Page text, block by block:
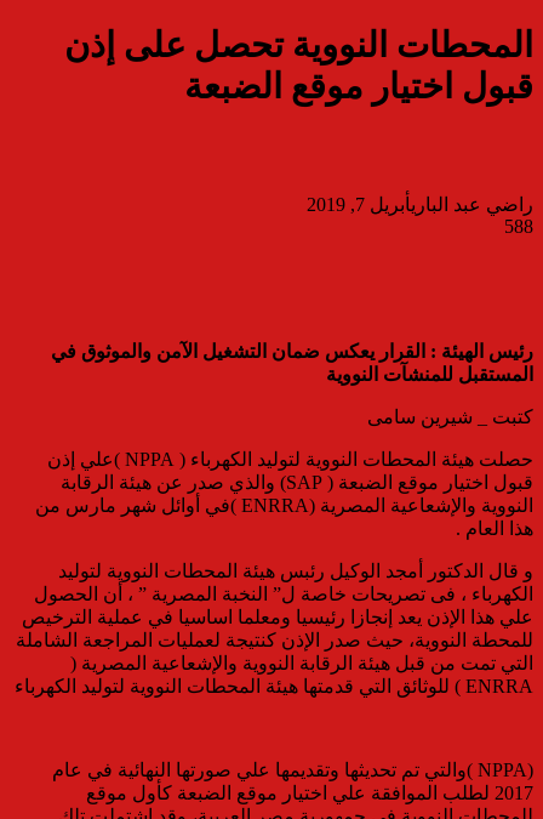
المحطات النووية تحصل على إذن
قبول اختيار موقع الضبعة
راضي عبد الباريأبريل 7, 2019
588
رئيس الهيئة : القرار يعكس ضمان التشغيل الآمن والموثوق في
المستقبل للمنشآت النووية
كتبت _ شيرين سامى
حصلت هيئة المحطات النووية لتوليد الكهرباء ( NPPA )علي إذن
قبول اختيار موقع الضبعة ( SAP) والذي صدر عن هيئة الرقابة
النووية والإشعاعية المصرية (ENRRA )في أوائل شهر مارس من
هذا العام .
و قال الدكتور أمجد الوكيل رئبس هيئة المحطات النووية لتوليد
الكهرباء ، فى تصريحات خاصة ل” النخبة المصرية ” ، أن الحصول
علي هذا الإذن يعد إنجازا رئيسيا ومعلما اساسيا في عملية الترخيص
للمحطة النووية، حيث صدر الإذن كنتيجة لعمليات المراجعة الشاملة
التي تمت من قبل هيئة الرقابة النووية والإشعاعية المصرية (
ENRRA ) للوثائق التي قدمتها هيئة المحطات النووية لتوليد الكهرباء
(NPPA )والتي تم تحديثها وتقديمها علي صورتها النهائية في عام
2017 لطلب الموافقة علي اختيار موقع الضبعة كأول موقع